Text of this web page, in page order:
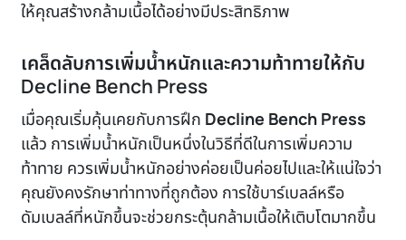
ให้คุณสร้างกล้ามเนื้อได้อย่างมีประสิทธิภาพ
เคล็ดลับการเพิ่มน้ำหนักและความท้าทายให้กับ
Decline Bench Press
เมื่อคุณเริ่มคุ้นเคยกับการฝึก Decline Bench Press
แล้ว การเพิ่มน้ำหนักเป็นหนึ่งในวิธีที่ดีในการเพิ่มความ
ท้าทาย ควรเพิ่มน้ำหนักอย่างค่อยเป็นค่อยไปและให้แน่ใจว่า
คุณยังคงรักษาท่าทางที่ถูกต้อง การใช้บาร์เบลล์หรือ
ดัมเบลล์ที่หนักขึ้นจะช่วยกระตุ้นกล้ามเนื้อให้เติบโตมากขึ้น